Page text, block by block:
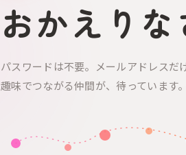
おかえりな
パスワードは不要。メールアドレスだ
趣味でつながる仲間が、待っています。